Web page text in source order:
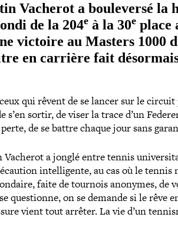
Vacherot a bou­le­versé
de la 204e à la 30e place
victoire au Masters 1000
en carrière fait
qui rêvent de se lancer sur le
sortir, de viser la trace d’un
de se battre chaque jour sans
a jonglé entre tennis
intel­li­gente, au cas où le tennis
faite de tournois anonymes, de
ques­tionne, on se demande si le rêve
vient tout arrêter. La vie d’un